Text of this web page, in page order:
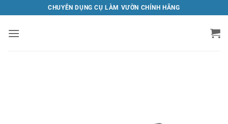
qua
nội
CHUYÊN DỤNG CỤ LÀM VƯỜN CHÍNH HÃNG